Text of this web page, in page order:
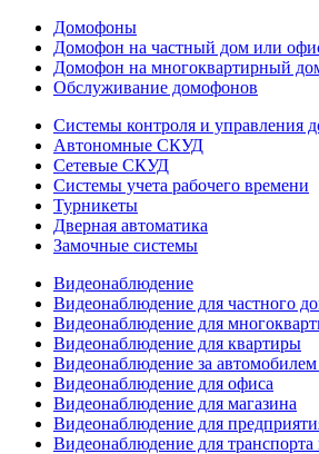
Домофоны
Домофон на частный дом или
Домофон на многоквартирный
Обслуживание домофонов
Системы контроля и управления
Автономные СКУД
Сетевые СКУД
Системы учета рабочего времени
Турникеты
Дверная автоматика
Замочные системы
Видеонаблюдение
Видеонаблюдение для частного
Видеонаблюдение для
Видеонаблюдение для квартиры
Видеонаблюдение за
Видеонаблюдение для офиса
Видеонаблюдение для магазина
Видеонаблюдение для
Видеонаблюдение для